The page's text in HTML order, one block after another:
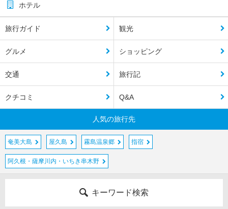
ホテル
旅行ガイド 観光
グルメ ショッピング
交通 旅行記
クチコミ Q&A
人気の旅行先
奄美大島 屋久島 霧島温泉郷 指宿
阿久根・薩摩川内・いちき串木野
キーワード検索